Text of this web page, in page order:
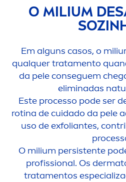
O MILIUM
Em alguns casos, o
qualquer tratamento
da pele conseguem
eliminadas
Este processo pode ser
rotina de cuidado da pele
uso de exfoliantes,
O milium persistente
profissional. Os
tratamentos